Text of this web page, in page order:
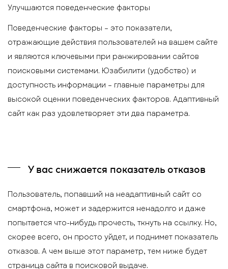
Улучшаются поведенческие факторы
Поведенческие факторы – это показатели,
отражающие действия пользователей на вашем сайте
и являются ключевыми при ранжировании сайтов
поисковыми системами. Юзабилити (удобство) и
доступность информации – главные параметры для
высокой оценки поведенческих факторов. Адаптивный
сайт как раз удовлетворяет эти два параметра.
У вас снижается показатель отказов
Пользователь, попавший на неадаптивный сайт со
смартфона, может и задержится ненадолго и даже
попытается что-нибудь прочесть, ткнуть на ссылку. Но,
скорее всего, он просто уйдет, и поднимет показатель
отказов. А чем выше этот параметр, тем ниже будет
страница сайта в поисковой выдаче.